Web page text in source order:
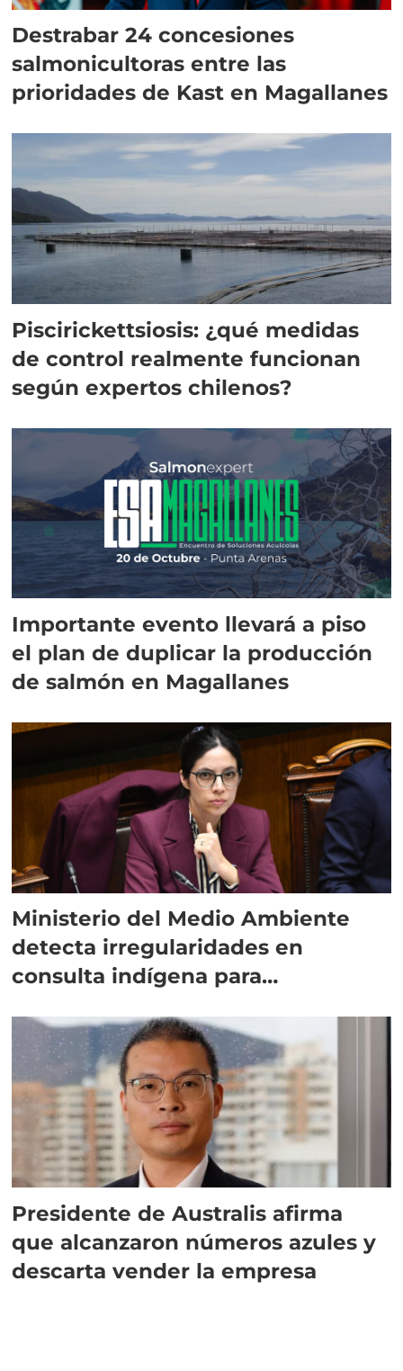
Destrabar 24 concesiones
salmonicultoras entre las
prioridades de Kast en Magallanes
Piscirickettsiosis: ¿qué medidas
de control realmente funcionan
según expertos chilenos?
Importante evento llevará a piso
el plan de duplicar la producción
de salmón en Magallanes
Ministerio del Medio Ambiente
detecta irregularidades en
consulta indígena para
Presidente de Australis afirma
que alcanzaron números azules y
descarta vender la empresa